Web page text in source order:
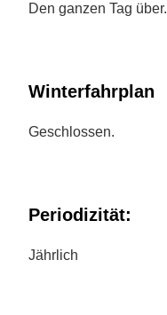
Den ganzen Tag über.
Winterfahrplan
Geschlossen.
Periodizität:
Jährlich